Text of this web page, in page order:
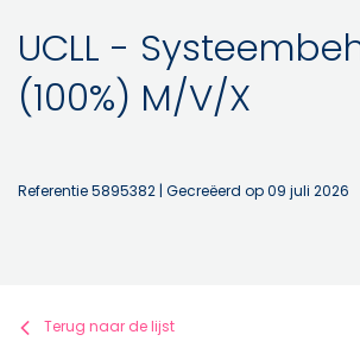
UCLL -
(100%) M/V/X
Referentie 5895382 | Gecreëerd op 09 juli 2026
Terug naar de lijst